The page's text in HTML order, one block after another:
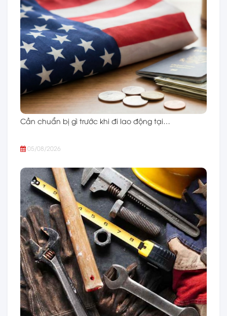
Cần chuẩn bị gì trước khi đi lao động tại…
05/08/2026